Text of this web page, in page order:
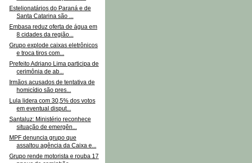
Estelionatários do Paraná e de
Santa Catarina são ...
Embasa reduz oferta de água em
8 cidades da região...
Grupo explode caixas eletrônicos
e troca tiros com...
Prefeito Adriano Lima participa de
cerimônia de ab...
Irmãos acusados de tentativa de
homicídio são pres...
Lula lidera com 30,5% dos votos
em eventual disput...
Santaluz: Ministério reconhece
situação de emergên...
MPF denuncia grupo que
assaltou agência da Caixa e...
Grupo rende motorista e rouba 17